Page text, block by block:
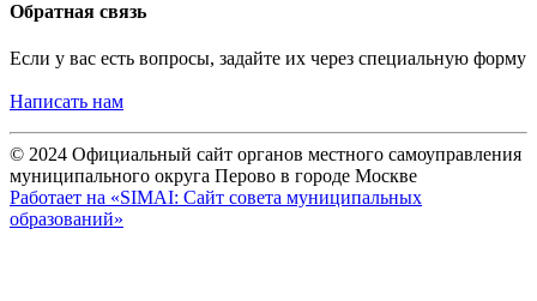
Обратная связь
Если у вас есть вопросы, задайте их через специальную форму
Написать нам
© 2024 Официальный сайт органов местного самоуправления
муниципального округа Перово в городе Москве
Работает на «SIMAI: Сайт совета муниципальных
образований»